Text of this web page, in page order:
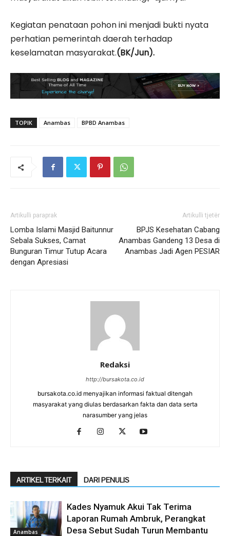
Kegiatan penataan pohon ini menjadi bukti nyata
perhatian pemerintah daerah terhadap
keselamatan masyarakat.(BK/Jun).
TOPIK Anambas BPBD Anambas
Artikulli paraprak
Lomba Islami Masjid Baitunnur
Sebala Sukses, Camat
Bunguran Timur Tutup Acara
dengan Apresiasi
Artikulli tjetër
BPJS Kesehatan Cabang
Anambas Gandeng 13 Desa di
Anambas Jadi Agen PESIAR
Redaksi
http://bursakota.co.id
bursakota.co.id menyajikan informasi faktual ditengah
masyarakat yang diulas berdasarkan fakta dan data serta
narasumber yang jelas
ARTIKEL TERKAIT DARI PENULIS
Anambas
Kades Nyamuk Akui Tak Terima
Laporan Rumah Ambruk, Perangkat
Desa Sebut Sudah Turun Membantu